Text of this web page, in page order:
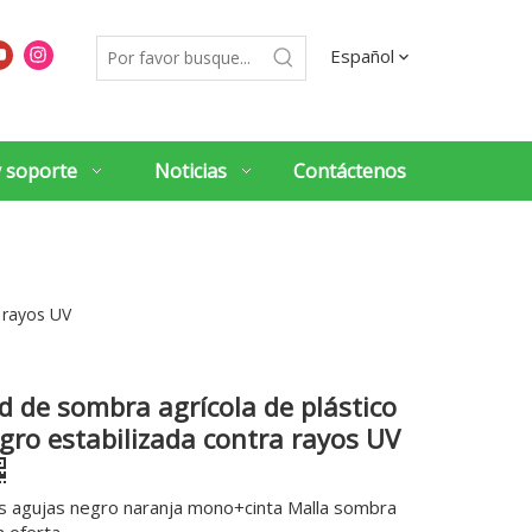
Español
soporte Noticias Contáctenos
UV
de sombra agrícola de plástico
estabilizada contra rayos UV
agujas negro naranja mono+cinta Malla sombra